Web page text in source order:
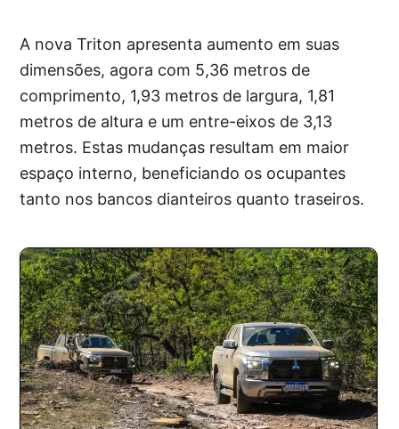
A nova Triton apresenta aumento em suas
dimensões, agora com 5,36 metros de
comprimento, 1,93 metros de largura, 1,81
metros de altura e um entre-eixos de 3,13
metros. Estas mudanças resultam em maior
espaço interno, beneficiando os ocupantes
tanto nos bancos dianteiros quanto traseiros.